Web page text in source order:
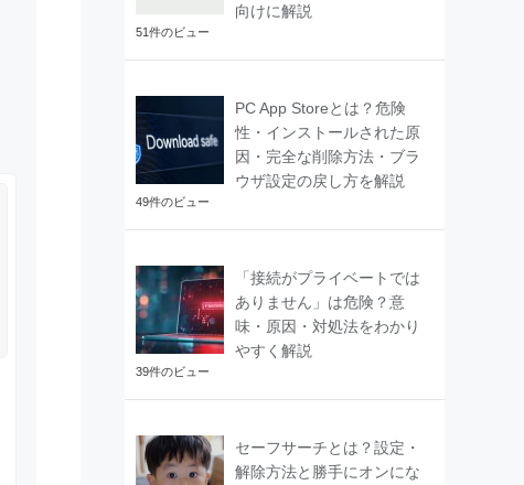
向けに解説
51件のビュー
PC App Storeとは？危険
性・インストールされた原
因・完全な削除方法・ブラ
ウザ設定の戻し方を解説
49件のビュー
「接続がプライベートでは
ありません」は危険？意
味・原因・対処法をわかり
やすく解説
39件のビュー
セーフサーチとは？設定・
解除方法と勝手にオンにな